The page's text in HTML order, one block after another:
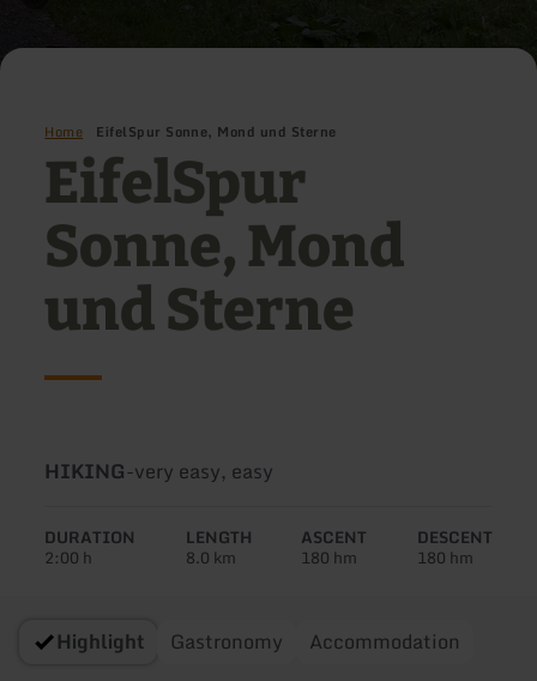
Home EifelSpur Sonne, Mond und Sterne
EifelSpur
Sonne, Mond
und Sterne
Type
tour:
HIKING-Difficulty:
very easy, easy
DURATION
2:00 h
LENGTH
8.0 km
ASCENT
180 hm
DESCENT
180 hm
Highlight Gastronomy Accommodation